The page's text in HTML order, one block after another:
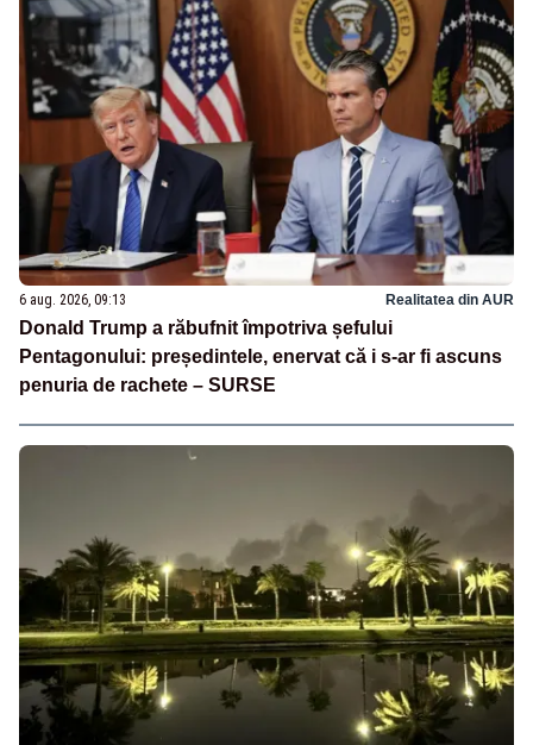
6 aug. 2026, 09:13 Realitatea din AUR
Donald Trump a răbufnit împotriva șefului
Pentagonului: președintele, enervat că i s-ar fi ascuns
penuria de rachete – SURSE